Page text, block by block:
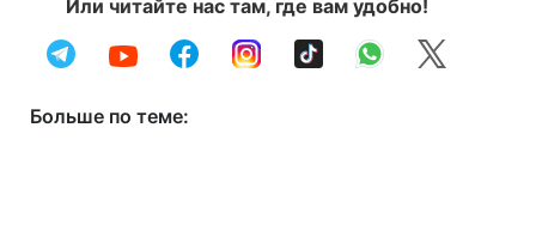
Или читайте нас там, где вам удобно!
Больше по теме: